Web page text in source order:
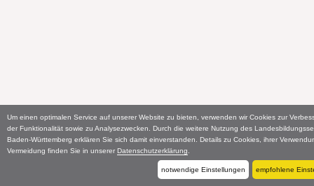
Um einen optimalen Service auf unserer Website zu bieten, verwenden wir Cookies zur
der Funktionalität sowie zu Analysezwecken. Durch die weitere Nutzung des
Baden-Württemberg erklären Sie sich damit einverstanden. Details zu Cookies, ihrer
Vermeidung finden Sie in unserer Datenschutzerklärung
notwendige Einstellungen empfohlene